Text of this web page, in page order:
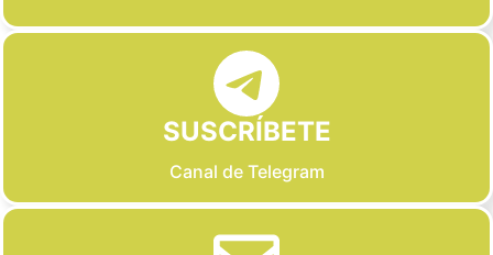
SUSCRÍBETE
Canal de Telegram